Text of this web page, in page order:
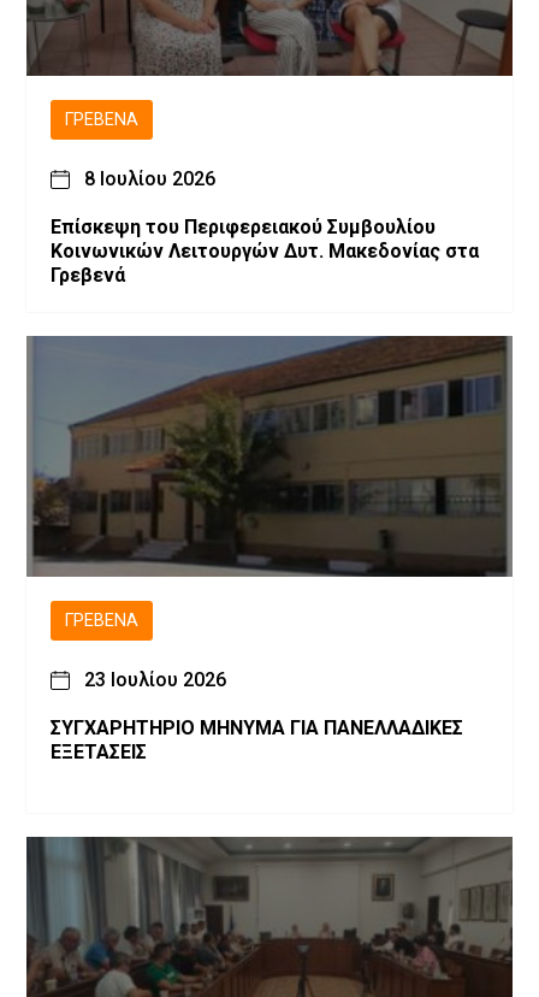
ΓΡΕΒΕΝΆ
8 Ιουλίου 2026
Επίσκεψη του Περιφερειακού Συμβουλίου
Κοινωνικών Λειτουργών Δυτ. Μακεδονίας στα
Γρεβενά
ΓΡΕΒΕΝΆ
23 Ιουλίου 2026
ΣΥΓΧΑΡΗΤΗΡΙΟ ΜΗΝΥΜΑ ΓΙΑ ΠΑΝΕΛΛΑΔΙΚΕΣ
ΕΞΕΤΑΣΕΙΣ